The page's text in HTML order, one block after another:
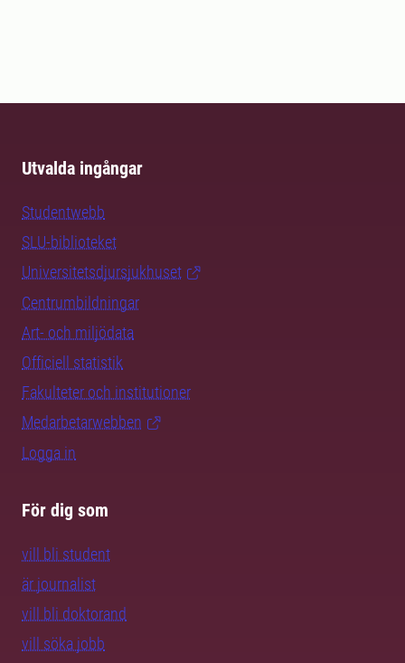
Utvalda ingångar
Studentwebb
SLU-biblioteket
Universitetsdjursjukhuset
Centrumbildningar
Art- och miljödata
Officiell statistik
Fakulteter och institutioner
Medarbetarwebben
Logga in
För dig som
vill bli student
är journalist
vill bli doktorand
vill söka jobb